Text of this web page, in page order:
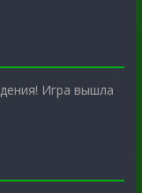
Игра вышла